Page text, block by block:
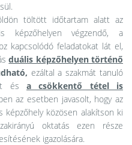
töltött időtartam alatt az
képzőhelyen végzendő, a
kapcsolódó feladatokat lát el,
duális képzőhelyen történő
ezáltal a szakmát tanuló
és a csökkentő tétel is
az esetben javasolt, hogy az
képzőhely közösen alakítson ki
oktatás ezen része
igazolására.